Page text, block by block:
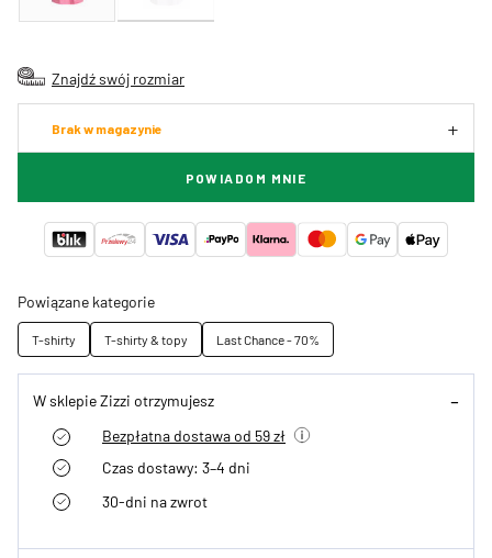
Znajdź swój rozmiar
Brak w magazynie
POWIADOM MNIE
Powiązane kategorie
T-shirty T-shirty & topy Last Chance - 70%
W sklepie Zizzi otrzymujesz
Bezpłatna dostawa od 59 zł
Czas dostawy: 3–4 dni
30-dni na zwrot